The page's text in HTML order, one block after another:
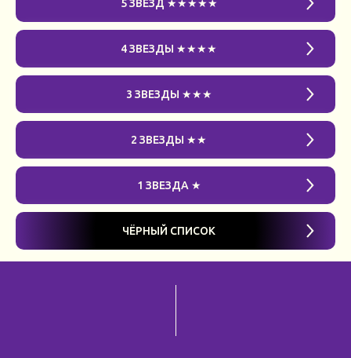
5 ЗВЁЗД ★★★★★
4 ЗВЕЗДЫ ★★★★
3 ЗВЕЗДЫ ★★★
2 ЗВЕЗДЫ ★★
1 ЗВЕЗДА ★
ЧЁРНЫЙ СПИСОК